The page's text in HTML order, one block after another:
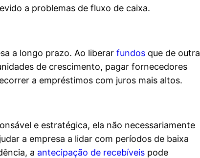
a problemas de fluxo de caixa.
a longo prazo. Ao liberar fundos que de outra
de crescimento, pagar fornecedores
a empréstimos com juros mais altos.
e estratégica, ela não necessariamente
a empresa a lidar com períodos de baixa
a antecipação de recebíveis pode